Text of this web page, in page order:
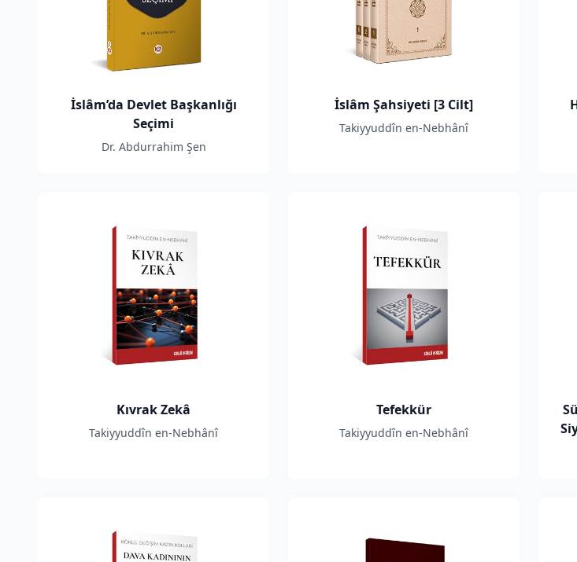
İslâm’da Devlet Başkanlığı
Seçimi
Dr. Abdurrahim Şen
İslâm Şahsiyeti [3 Cilt]
Takiyyuddîn en-Nebhânî
Kıvrak Zekâ
Takiyyuddîn en-Nebhânî
Tefekkür
Takiyyuddîn en-Nebhânî